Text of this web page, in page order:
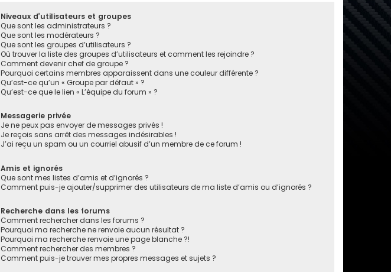
Niveaux d’utilisateurs et groupes
Que sont les administrateurs ?
Que sont les modérateurs ?
Que sont les groupes d’utilisateurs ?
Où trouver la liste des groupes d’utilisateurs et comment les rejoindre ?
Comment devenir chef de groupe ?
Pourquoi certains membres apparaissent dans une couleur différente ?
Qu’est-ce qu’un « Groupe par défaut » ?
Qu’est-ce que le lien « L’équipe du forum » ?
Messagerie privée
Je ne peux pas envoyer de messages privés !
Je reçois sans arrêt des messages indésirables !
J’ai reçu un spam ou un courriel abusif d’un membre de ce forum !
Amis et ignorés
Que sont mes listes d’amis et d’ignorés ?
Comment puis-je ajouter/supprimer des utilisateurs de ma liste d’amis ou d’ignorés ?
Recherche dans les forums
Comment rechercher dans les forums ?
Pourquoi ma recherche ne renvoie aucun résultat ?
Pourquoi ma recherche renvoie une page blanche ?!
Comment rechercher des membres ?
Comment puis-je trouver mes propres messages et sujets ?